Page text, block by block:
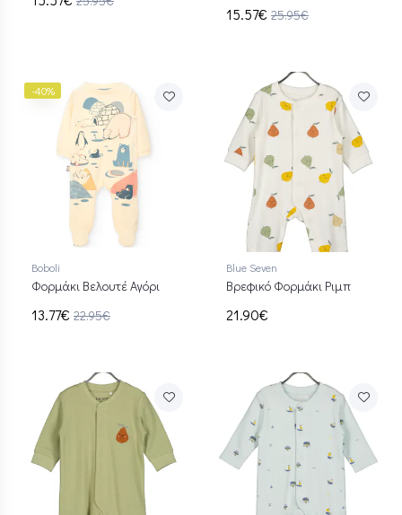
15.57€ 25.95€
-40%
Boboli
Φορμάκι Βελουτέ Αγόρι
13.77€ 22.95€
Blue Seven
Βρεφικό Φορμάκι Ριμπ
21.90€